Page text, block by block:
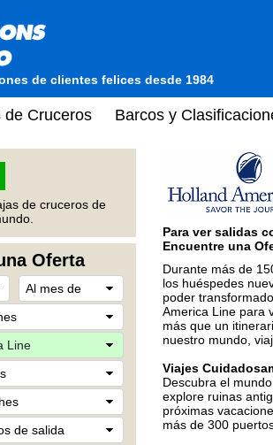
de clientes felices desde 1984
de Cruceros Barcos y
de cruceros de
Oferta
Para ver salidas
Encuentre una
Durante más de
los huéspedes
poder
America Line para
más que un
nuestro mundo,
Viajes
Descubra el
explore ruinas
próximas
más de 300